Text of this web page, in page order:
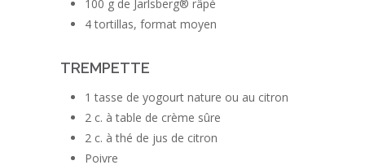
100 g de Jarlsberg® râpé
4 tortillas, format moyen
TREMPETTE
1 tasse de yogourt nature ou au citron
2 c. à table de crème sûre
2 c. à thé de jus de citron
Poivre